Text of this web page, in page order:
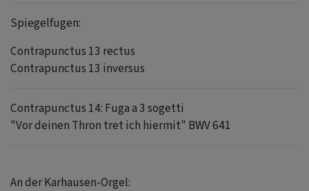
Spiegelfugen:
Contrapunctus 13 rectus
Contrapunctus 13 inversus
Contrapunctus 14: Fuga a 3 sogetti
"Vor deinen Thron tret ich hiermit" BWV 641
An der Karhausen-Orgel: